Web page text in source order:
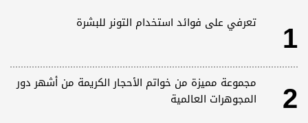
1 تعرفي على فوائد استخدام التونر للبشرة
2
مجموعة مميزة من خواتم الأحجار الكريمة من أشهر دور
المجوهرات العالمية